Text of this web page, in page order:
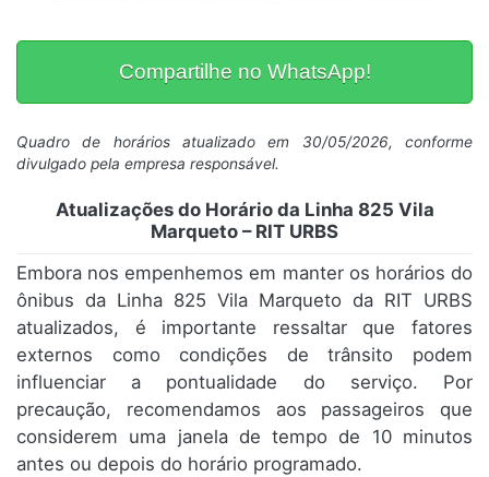
Compartilhe no WhatsApp!
Quadro de horários atualizado em 30/05/2026, conforme
divulgado pela empresa responsável.
Atualizações do Horário da Linha 825 Vila
Marqueto – RIT URBS
Embora nos empenhemos em manter os horários do
ônibus da Linha 825 Vila Marqueto da RIT URBS
atualizados, é importante ressaltar que fatores
externos como condições de trânsito podem
influenciar a pontualidade do serviço. Por
precaução, recomendamos aos passageiros que
considerem uma janela de tempo de 10 minutos
antes ou depois do horário programado.